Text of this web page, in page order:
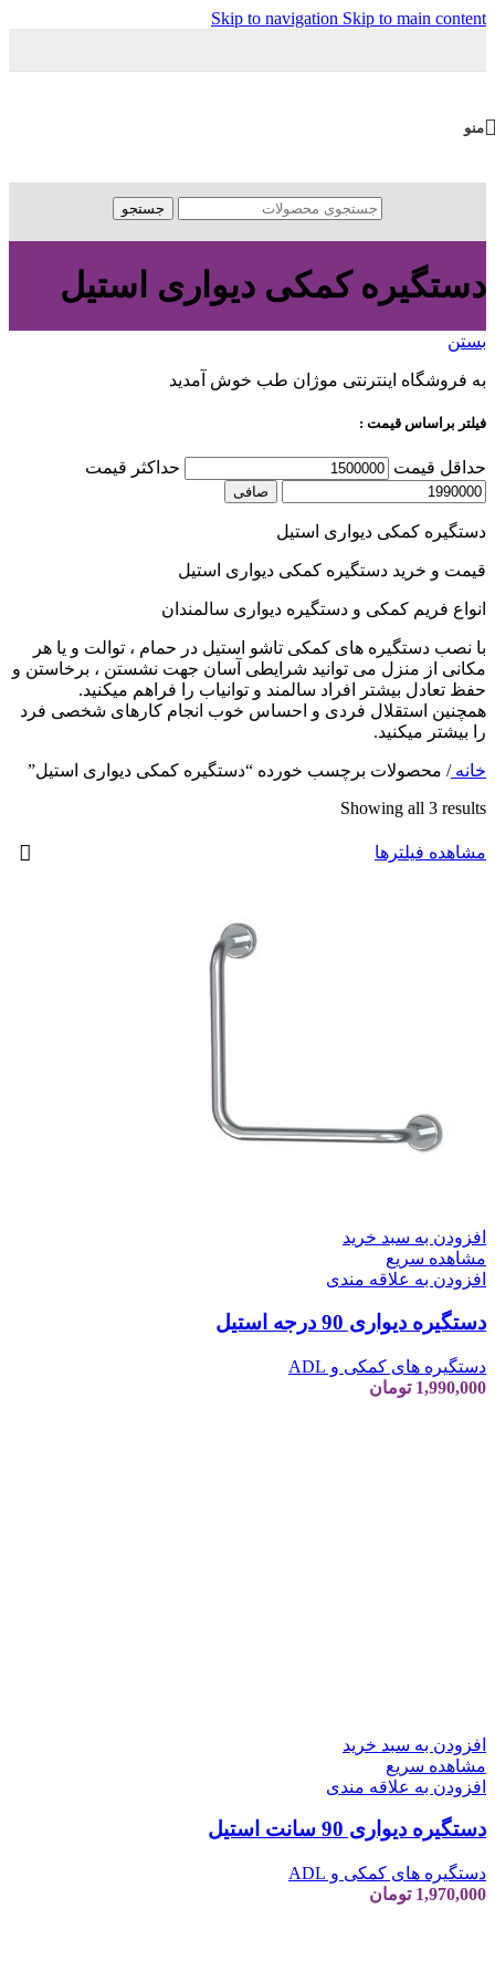
Skip to navigation Skip to main content
منو
جستجو
دستگیره کمکی دیواری استیل
بستن
به فروشگاه اینترنتی موژان طب خوش آمدید
فیلتر براساس قیمت :
حداقل قیمت حداكثر قيمت
صافی
دستگیره کمکی دیواری استیل
قیمت و خرید دستگیره کمکی دیواری استیل
انواع فریم کمکی و دستگیره دیواری سالمندان
با نصب دستگیره های کمکی تاشو استیل در حمام ، توالت و یا هر
مکانی از منزل می توانید شرایطی آسان جهت نشستن ، برخاستن و
حفظ تعادل بیشتر افراد سالمند و توانیاب را فراهم میکنید.
همچنین استقلال فردی و احساس خوب انجام کارهای شخصی فرد
را بیشتر میکنید.
خانه/ محصولات برچسب خورده “دستگیره کمکی دیواری استیل”
Showing all 3 results
مشاهده فیلترها
افزودن به سبد خرید
مشاهده سریع
افزودن به علاقه مندی
دستگیره دیواری 90 درجه استیل
دستگیره های کمکی و ADL
1,990,000 تومان
افزودن به سبد خرید
مشاهده سریع
افزودن به علاقه مندی
دستگیره دیواری 90 سانت استیل
دستگیره های کمکی و ADL
1,970,000 تومان